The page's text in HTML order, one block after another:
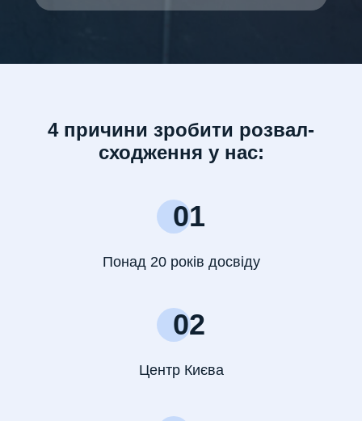
4 причини зробити розвал-
сходження у нас:
01
Понад 20 років досвіду
02
Центр Києва